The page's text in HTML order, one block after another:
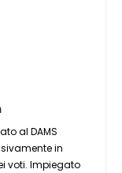
al DAMS
in
voti. Impiegato